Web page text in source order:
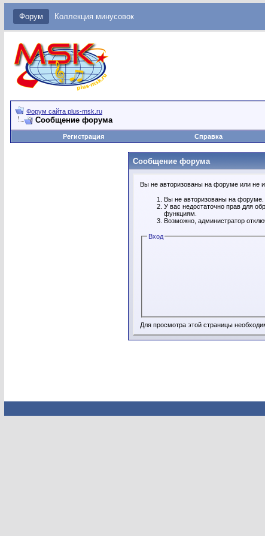
Форум Коллекция минусовок
Форум сайта plus-msk.ru
Сообщение форума
Регистрация
Справка
Сообщение форума
Вы не авторизованы на форуме или не
Вы не авторизованы на форуме.
У вас недостаточно прав для
функциям.
Возможно, администратор
Вход
Для просмотра этой страницы